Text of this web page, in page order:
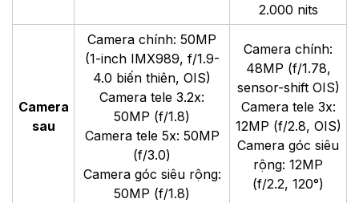
2.000 nits
Camera
sau
Camera chính: 50MP
(1-inch IMX989, f/1.9-
4.0 biến thiên, OIS)
Camera tele 3.2x:
50MP (f/1.8)
Camera tele 5x: 50MP
(f/3.0)
Camera góc siêu rộng:
50MP (f/1.8)
Camera chính:
48MP (f/1.78,
sensor-shift OIS)
Camera tele 3x:
12MP (f/2.8, OIS)
Camera góc siêu
rộng: 12MP
(f/2.2, 120°)